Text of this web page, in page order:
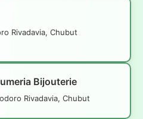
Rivadavia, Chubut
Bijouterie
Rivadavia, Chubut